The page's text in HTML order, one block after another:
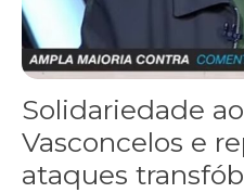
Solidariedade
Vasconcelos e
ataques